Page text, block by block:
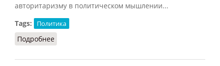
авторитаризму в политическом мышлении...
Tags:
Политика
Подробнее